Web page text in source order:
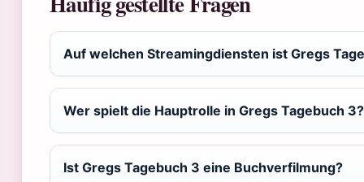
Auf welchen Streamingdiensten ist Gregs
Wer spielt die Hauptrolle in Gregs Tagebuch 3?
Ist Gregs Tagebuch 3 eine Buchverfilmung?